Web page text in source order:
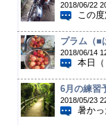
2018/06/22
この
プラム（■
2018/06/14
本日
6月の練習
2018/05/23
暑か